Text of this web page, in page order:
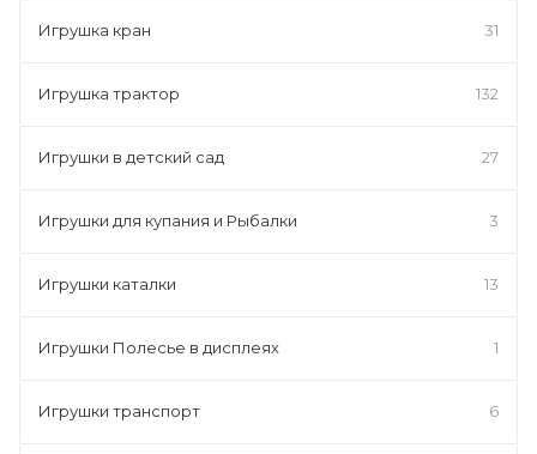
Игрушка кран 31
Игрушка трактор 132
Игрушки в детский сад 27
Игрушки для купания и Рыбалки 3
Игрушки каталки 13
Игрушки Полесье в дисплеях 1
Игрушки транспорт 6